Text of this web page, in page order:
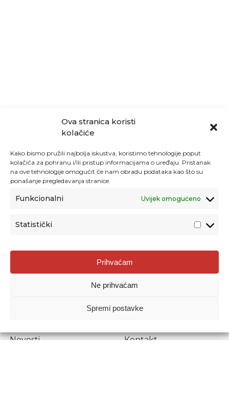
Ova stranica koristi
kolačiće
Kako bismo pružili najbolja iskustva, koristimo tehnologije poput
kolačića za pohranu i/ili pristup informacijama o uređaju. Pristanak
na ove tehnologije omogućit će nam obradu podataka kao što su
ponašanje pregledavanja stranice.
Funkcionalni Uvijek omogućeno
Statistički
Prihvaćam
Ne prihvaćam
Spremi postavke
Agencija za odgoj i obrazovanje
Donje Svetice 38, 10000 Zagreb
1778129
Prenošenje sadržaja dopušteno je uz navođenje izvora.
Novosti
Kontakt